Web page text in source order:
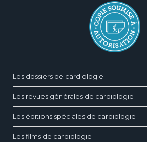
Les dossiers de cardiologie
Les revues générales de cardiologie
Les éditions spéciales de cardiologie
Les films de cardiologie